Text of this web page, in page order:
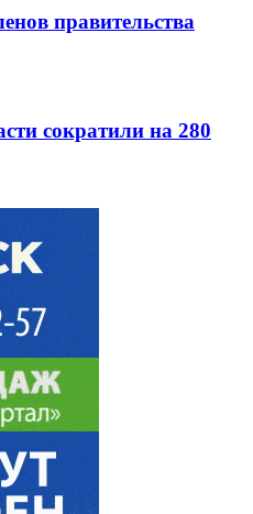
правительства
сократили на 280